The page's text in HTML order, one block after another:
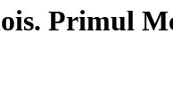
Primul